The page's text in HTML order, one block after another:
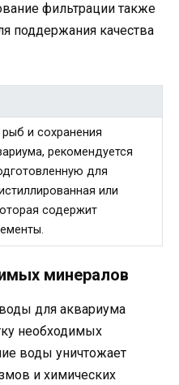
фильтрации также
поддержания качества
и сохранения
рекомендуется
для
или
содержит
минералов
для аквариума
необходимых
воды уничтожает
и химических